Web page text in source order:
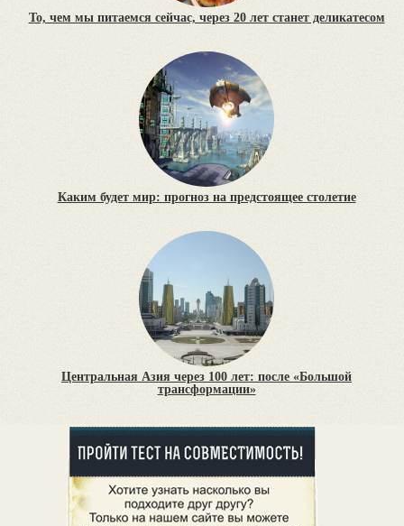
То, чем мы питаемся сейчас, через 20 лет станет деликатесом
Каким будет мир: прогноз на предстоящее столетие
Центральная Азия через 100 лет: после «Большой
трансформации»